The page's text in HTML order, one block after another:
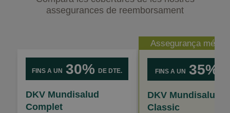
assegurances de reemborsament
FINS A UN 30% DE DTE.
DKV Mundisalud
Complet
Assegurança més
FINS A UN 35%
DKV Mundisalud
Classic